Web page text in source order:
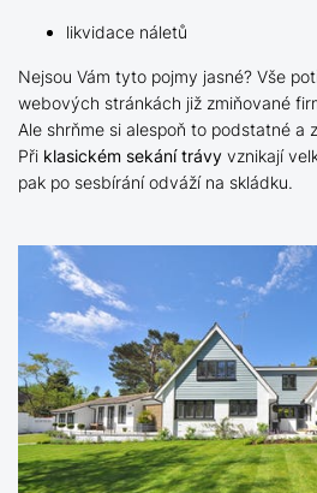
likvidace náletů
Nejsou Vám tyto pojmy jasné? Vše
webových stránkách již zmiňované
Ale shrňme si alespoň to podstatné a
Při klasickém sekání trávy vznikají
pak po sesbírání odváží na skládku.